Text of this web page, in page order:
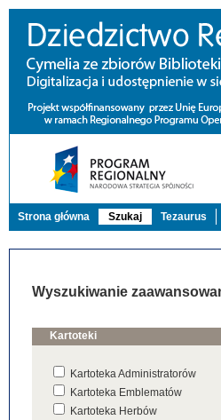
Strona główna Szukaj Tezaurus
Wyszukiwanie
Kartoteki
Kartoteka Administratorów
Kartoteka Emblematów
Kartoteka Herbów